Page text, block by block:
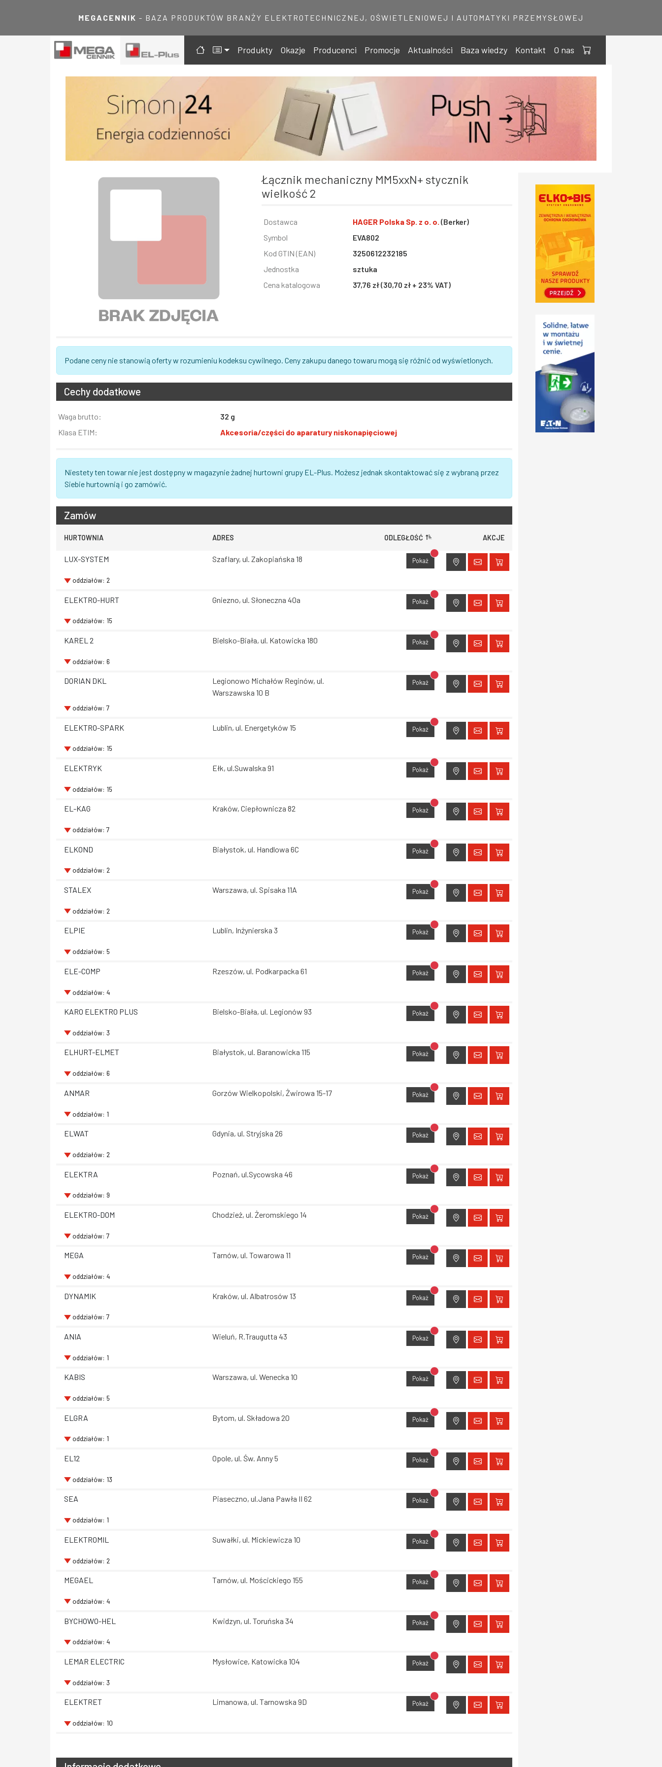
MEGACENNIK - BAZA PRODUKTÓW BRANŻY ELEKTROTECHNICZNEJ, OŚWIETLENIOWEJ I AUTOMATYKI PRZEMYSŁOWEJ
Produkty Okazje Producenci Promocje Aktualności Baza wiedzy Kontakt O nas
Łącznik mechaniczny MM5xxN+ stycznik
wielkość 2
Informacja
Wartość
Dostawca HAGER Polska Sp. z o. o. (Berker)
Symbol
EVA802
Kod GTIN (EAN)
3250612232185
Jednostka
sztuka
Cena katalogowa
37,76 zł (30,70 zł + 23% VAT)
Podane ceny nie stanowią oferty w rozumieniu kodeksu cywilnego. Ceny zakupu danego towaru mogą się różnić od wyświetlonych.
Cechy dodatkowe
Informacja
Wartość
Waga brutto:
32 g
Klasa ETIM:
Akcesoria/części do aparatury niskonapięciowej
Niestety ten towar nie jest dostępny w magazynie żadnej hurtowni grupy EL-Plus. Możesz jednak skontaktować się z wybraną przez
Siebie hurtownią i go zamówić.
Zamów
HURTOWNIA ADRES ODLEGŁOŚĆ AKCJE
LUX-SYSTEM Szaflary, ul. Zakopiańska 18 Pokaż Brak dostępu do lokalizacji
oddziałów: 2
ELEKTRO-HURT Gniezno, ul. Słoneczna 40a Pokaż Brak dostępu do lokalizacji
oddziałów: 15
KAREL 2 Bielsko-Biała, ul. Katowicka 180 Pokaż Brak dostępu do lokalizacji
oddziałów: 6
DORIAN DKL
Legionowo Michałów Reginów, ul.
Warszawska 10 B
Pokaż Brak dostępu do lokalizacji
oddziałów: 7
ELEKTRO-SPARK Lublin, ul. Energetyków 15 Pokaż Brak dostępu do lokalizacji
oddziałów: 15
ELEKTRYK Ełk, ul.Suwalska 91 Pokaż Brak dostępu do lokalizacji
oddziałów: 15
EL-KAG Kraków, Ciepłownicza 82 Pokaż Brak dostępu do lokalizacji
oddziałów: 7
ELKOND Białystok, ul. Handlowa 6C Pokaż Brak dostępu do lokalizacji
oddziałów: 2
STALEX Warszawa, ul. Spisaka 11A Pokaż Brak dostępu do lokalizacji
oddziałów: 2
ELPIE Lublin, Inżynierska 3 Pokaż Brak dostępu do lokalizacji
oddziałów: 5
ELE-COMP Rzeszów, ul. Podkarpacka 61 Pokaż Brak dostępu do lokalizacji
oddziałów: 4
KARO ELEKTRO PLUS Bielsko-Biała, ul. Legionów 93 Pokaż Brak dostępu do lokalizacji
oddziałów: 3
ELHURT-ELMET Białystok, ul. Baranowicka 115 Pokaż Brak dostępu do lokalizacji
oddziałów: 6
ANMAR Gorzów Wielkopolski, Żwirowa 15-17 Pokaż Brak dostępu do lokalizacji
oddziałów: 1
ELWAT Gdynia, ul. Stryjska 26 Pokaż Brak dostępu do lokalizacji
oddziałów: 2
ELEKTRA Poznań, ul.Sycowska 46 Pokaż Brak dostępu do lokalizacji
oddziałów: 9
ELEKTRO-DOM Chodzież, ul. Żeromskiego 14 Pokaż Brak dostępu do lokalizacji
oddziałów: 7
MEGA Tarnów, ul. Towarowa 11 Pokaż Brak dostępu do lokalizacji
oddziałów: 4
DYNAMIK Kraków, ul. Albatrosów 13 Pokaż Brak dostępu do lokalizacji
oddziałów: 7
ANIA Wieluń, R.Traugutta 43 Pokaż Brak dostępu do lokalizacji
oddziałów: 1
KABIS Warszawa, ul. Wenecka 10 Pokaż Brak dostępu do lokalizacji
oddziałów: 5
ELGRA Bytom, ul. Składowa 20 Pokaż Brak dostępu do lokalizacji
oddziałów: 1
EL12 Opole, ul. Św. Anny 5 Pokaż Brak dostępu do lokalizacji
oddziałów: 13
SEA Piaseczno, ul.Jana Pawła II 62 Pokaż Brak dostępu do lokalizacji
oddziałów: 1
ELEKTROMIL Suwałki, ul. Mickiewicza 10 Pokaż Brak dostępu do lokalizacji
oddziałów: 2
MEGAEL Tarnów, ul. Mościckiego 155 Pokaż Brak dostępu do lokalizacji
oddziałów: 4
BYCHOWO-HEL Kwidzyn, ul. Toruńska 34 Pokaż Brak dostępu do lokalizacji
oddziałów: 4
LEMAR ELECTRIC Mysłowice, Katowicka 104 Pokaż Brak dostępu do lokalizacji
oddziałów: 3
ELEKTRET Limanowa, ul. Tarnowska 9D Pokaż Brak dostępu do lokalizacji
oddziałów: 10